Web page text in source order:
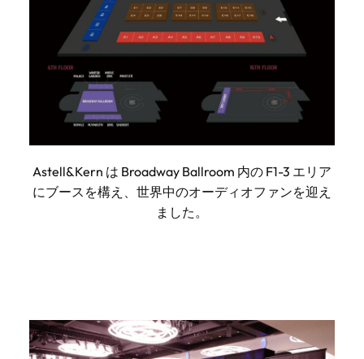
Astell&Kern は Broadway Ballroom 内の F1-3 エリア
にブースを構え、世界中のオーディオファンを迎え
ました。